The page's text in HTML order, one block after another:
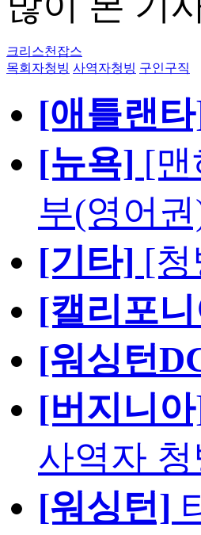
크리스천잡스
목회자청빙 사역자청빙 구인구직
[애틀랜
[뉴욕] [
부(영어
[기타] [
[캘리포
[워싱턴
[버지니
사역자
[워싱턴]